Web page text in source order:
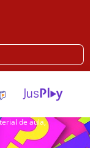
de aula,